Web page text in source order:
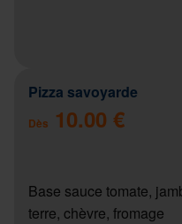
Pizza savoyarde
Dès 10.00 €
Base sauce tomate,
terre, chèvre, fromage